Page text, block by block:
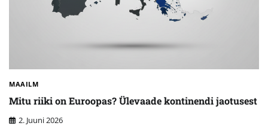
MAAILM
Mitu riiki on Euroopas? Ülevaade kontinendi jaotusest
2. Juuni 2026